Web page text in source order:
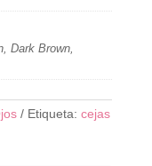
Dark Brown,
Etiqueta: cejas